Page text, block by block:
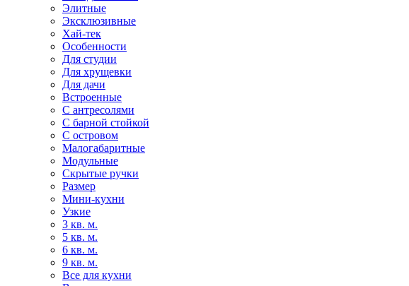
Элитные
Эксклюзивные
Хай-тек
Особенности
Для студии
Для хрущевки
Для дачи
Встроенные
С антресолями
С барной стойкой
С островом
Малогабаритные
Модульные
Скрытые ручки
Размер
Мини-кухни
Узкие
3 кв. м.
5 кв. м.
6 кв. м.
9 кв. м.
Все для кухни